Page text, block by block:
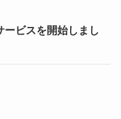
ビスを開始しまし